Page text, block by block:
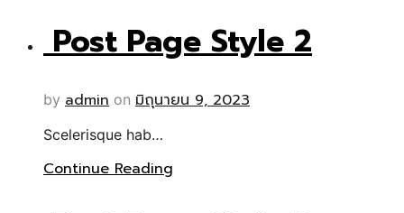
Post Page Style 2
by admin on มิถุนายน 9, 2023
Scelerisque hab…
Continue Reading